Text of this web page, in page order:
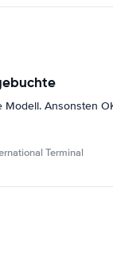
Modell. Ansonsten
Terminal